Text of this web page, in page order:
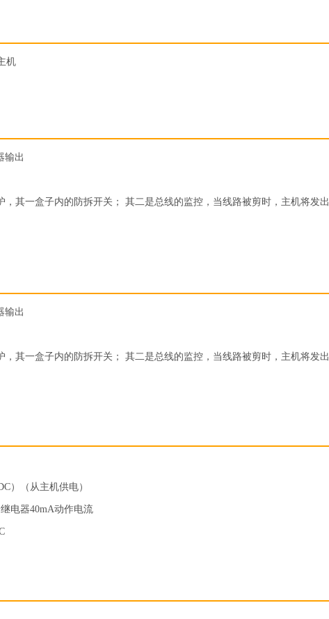
机
输出
，其一盒子内的防拆开关； 其二是总线的监控，当线路被剪时，主机将发出
输出
，其一盒子内的防拆开关； 其二是总线的监控，当线路被剪时，主机将发出
）（从主机供电）
电器40mA动作电流